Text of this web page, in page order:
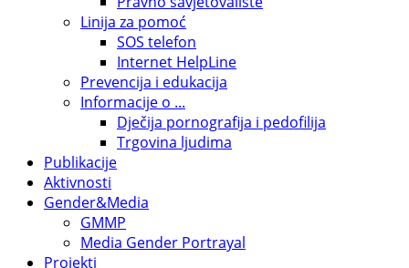
Linija za pomoć
SOS telefon
Internet HelpLine
Prevencija i edukacija
Informacije o ...
Dječija pornografija i pedofilija
Trgovina ljudima
Publikacije
Aktivnosti
Gender&Media
GMMP
Media Gender Portrayal
Projekti